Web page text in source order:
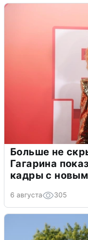
Больше не
Гагарина
кадры с
6 августа 305